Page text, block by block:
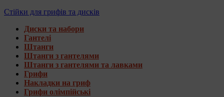
Стійки для грифів та дисків
Диски та набори
Гантелі
Штанги
Штанги з гантелями
Штанги з гантелями та лавками
Грифи
Накладки на гриф
Грифи олімпійські